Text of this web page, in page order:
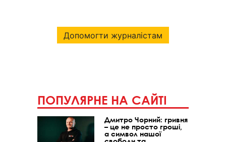
Допомогти журналістам
ПОПУЛЯРНЕ НА САЙТІ
Дмитро Чорний: гривня
– це не просто гроші,
а символ нашої